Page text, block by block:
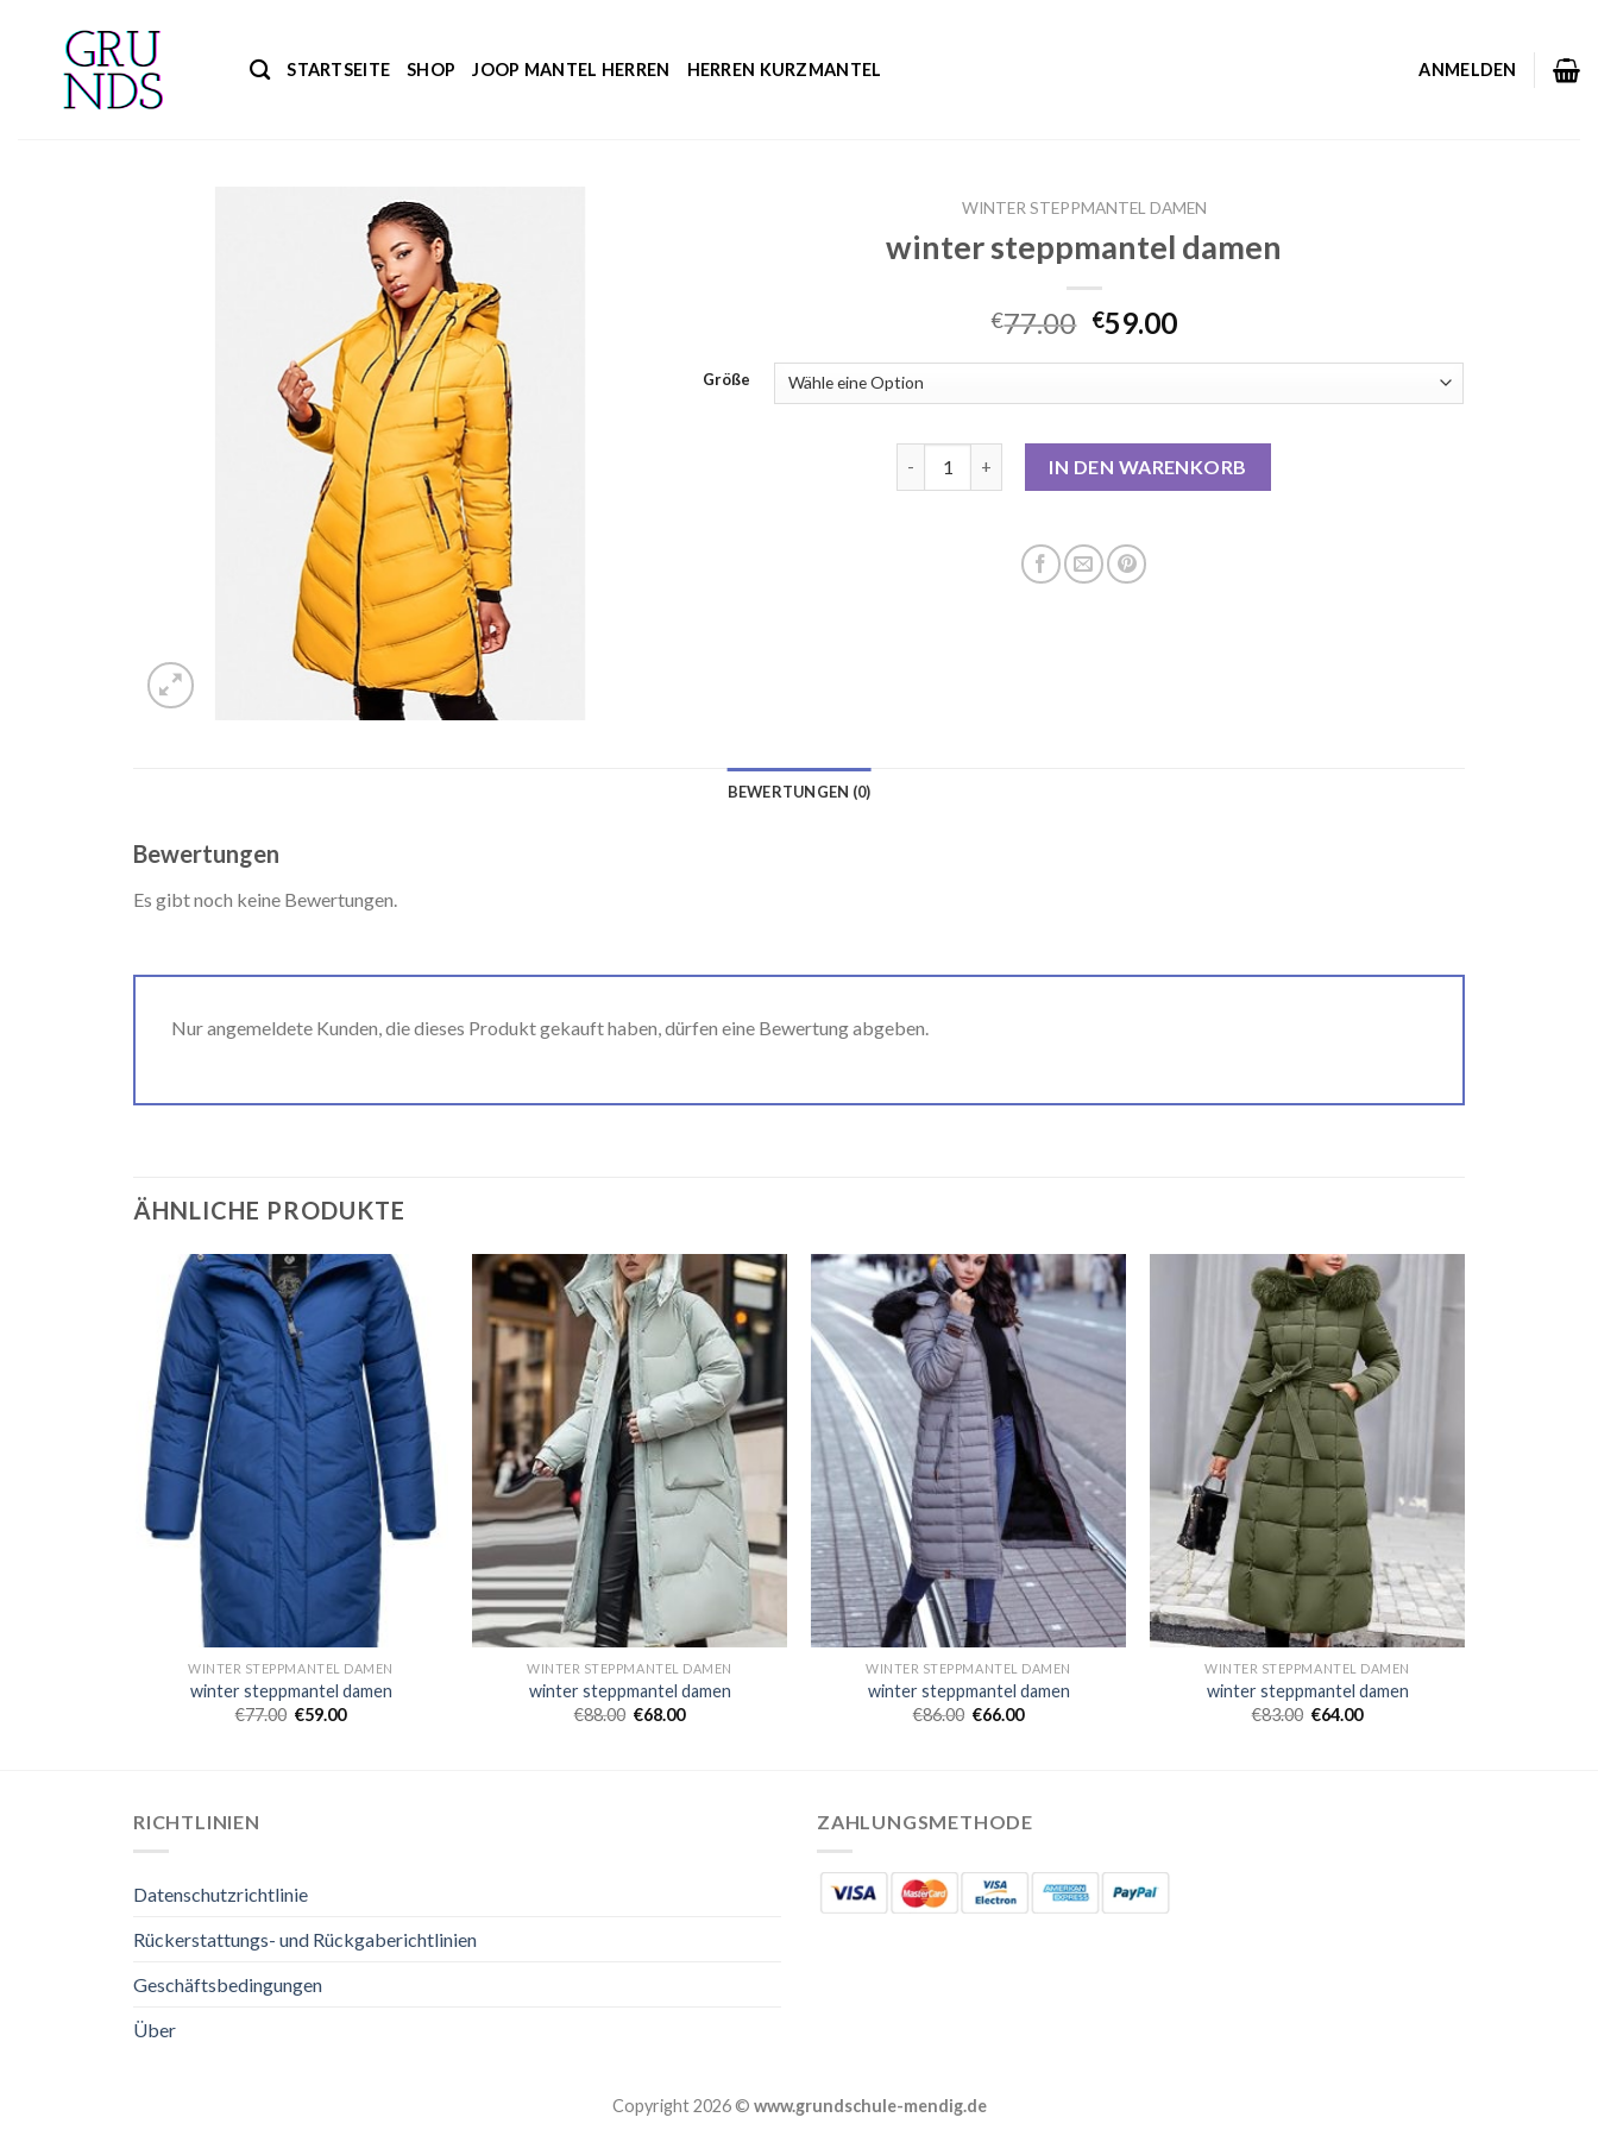
springen
STARTSEITE SHOP JOOP MANTEL HERREN HERREN KURZMANTEL ANMELDEN
WINTER STEPPMANTEL DAMEN
winter steppmantel damen
€77.00 €59.00
Größe
IN DEN WARENKORB
BEWERTUNGEN (0)
Bewertungen
Es gibt noch keine Bewertungen.
Nur angemeldete Kunden, die dieses Produkt gekauft haben, dürfen eine Bewertung abgeben.
ÄHNLICHE PRODUKTE
WINTER STEPPMANTEL DAMEN
winter steppmantel damen
€77.00 €59.00
WINTER STEPPMANTEL DAMEN
winter steppmantel damen
€88.00 €68.00
WINTER STEPPMANTEL DAMEN
winter steppmantel damen
€86.00 €66.00
WINTER STEPPMANTEL DAMEN
winter steppmantel damen
€83.00 €64.00
RICHTLINIEN
Datenschutzrichtlinie
Rückerstattungs- und Rückgaberichtlinien
Geschäftsbedingungen
Über
ZAHLUNGSMETHODE
Copyright 2026 © www.grundschule-mendig.de